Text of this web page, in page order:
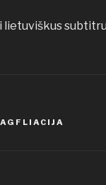
lietuviškus